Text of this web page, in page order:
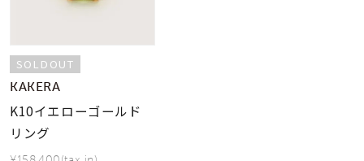
SOLDOUT
KAKERA
K10イエローゴールド
リング